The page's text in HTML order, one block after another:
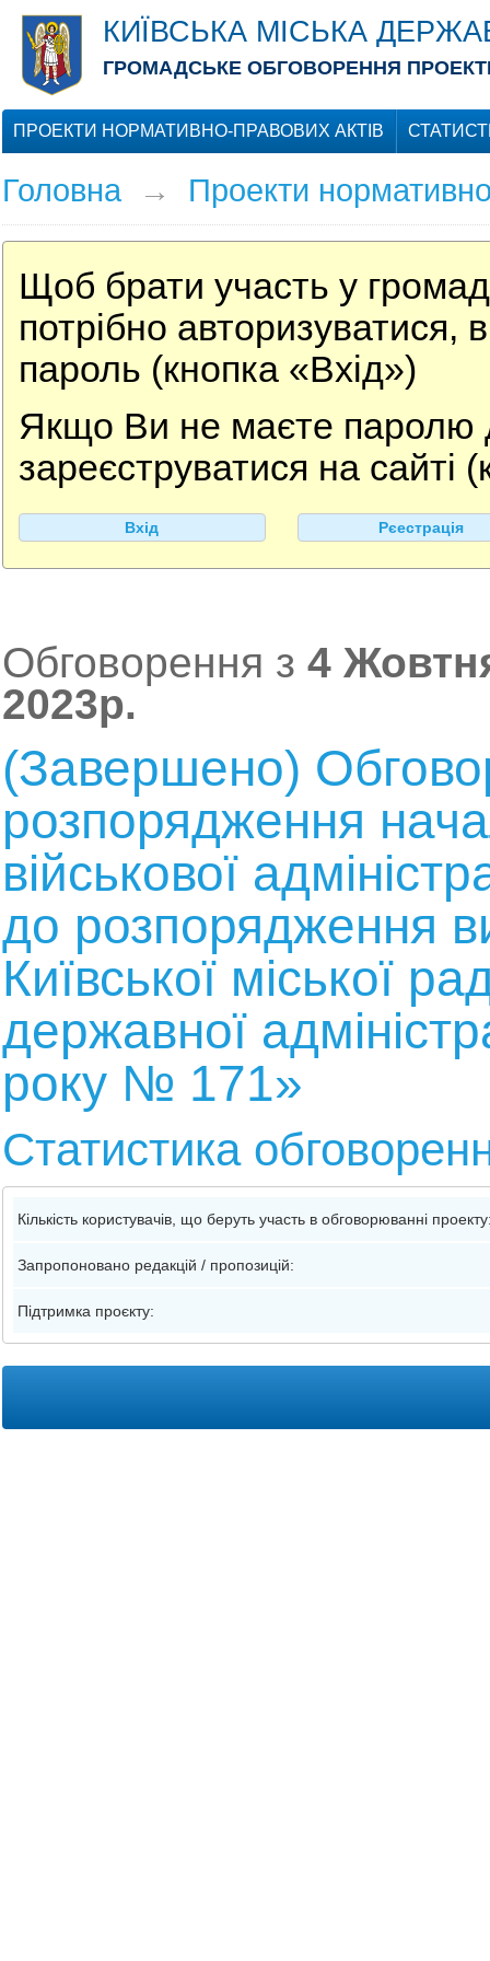
КИЇВСЬКА МІСЬКА
ГРОМАДСЬКЕ ОБГОВОРЕННЯ
ПРОЕКТИ НОРМАТИВНО-ПРАВОВИХ АКТІВ
Головна→ Проекти
Щоб брати участь у
потрібно авторизуватися,
пароль (кнопка «Вхід»)
Якщо Ви не маєте паролю
зареєструватися на сайті
Вхід Рєестрація
Обговорення з 4
2023р.
(Завершено)
розпорядження
військової
до розпорядження
Київської міської
державної
року № 171»
Статистика
Кількість користувачів, що беруть участь в обговорюванні
Запропоновано редакцій / пропозицій:
Підтримка проєкту: